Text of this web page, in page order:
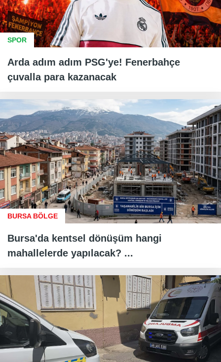
SPOR
Arda adım adım PSG'ye! Fenerbahçe
çuvalla para kazanacak
BURSA BÖLGE
Bursa'da kentsel dönüşüm hangi
mahallelerde yapılacak? ...